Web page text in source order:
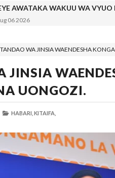
AWATAKA WAKUU WA
06 2026
ASSENGA - Aug 06 2026
SAMIA, MUSEVEN
ASSENGA-Aug 06 2026
ELIMU YA URASIMISHAJI
Mtambule Ataka Watu Wafichue
ASSENGA Aug 06 2026
Yangu Yalikuwa Kwenye
WA JINSIA WAENDESHA
JINSIA
UONGOZI.
HABARI, KITAIFA,